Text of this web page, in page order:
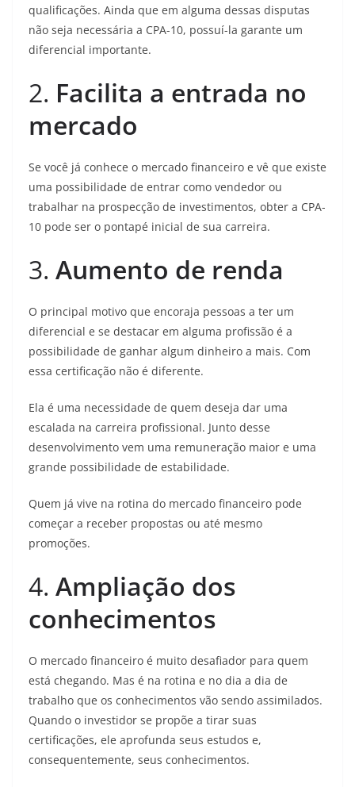
qualificações. Ainda que em alguma dessas disputas
não seja necessária a CPA-10, possuí-la garante um
diferencial importante.
2. Facilita a entrada no
mercado
Se você já conhece o mercado financeiro e vê que existe
uma possibilidade de entrar como vendedor ou
trabalhar na prospecção de investimentos, obter a CPA-
10 pode ser o pontapé inicial de sua carreira.
3. Aumento de renda
O principal motivo que encoraja pessoas a ter um
diferencial e se destacar em alguma profissão é a
possibilidade de ganhar algum dinheiro a mais. Com
essa certificação não é diferente.
Ela é uma necessidade de quem deseja dar uma
escalada na carreira profissional. Junto desse
desenvolvimento vem uma remuneração maior e uma
grande possibilidade de estabilidade.
Quem já vive na rotina do mercado financeiro pode
começar a receber propostas ou até mesmo
promoções.
4. Ampliação dos
conhecimentos
O mercado financeiro é muito desafiador para quem
está chegando. Mas é na rotina e no dia a dia de
trabalho que os conhecimentos vão sendo assimilados.
Quando o investidor se propõe a tirar suas
certificações, ele aprofunda seus estudos e,
consequentemente, seus conhecimentos.